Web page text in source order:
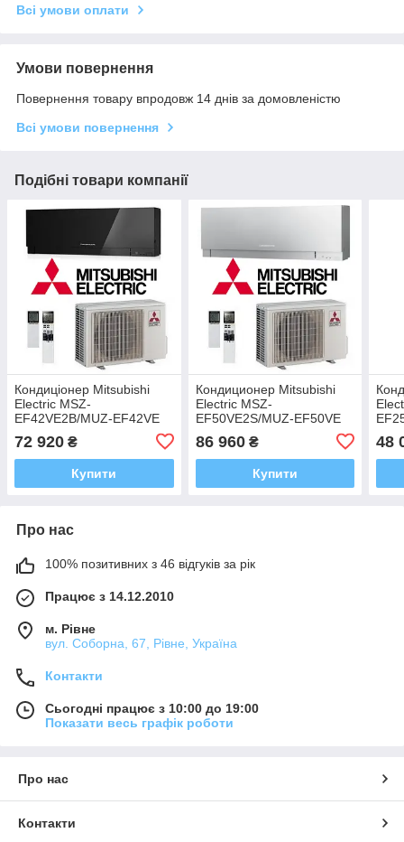
Всі умови оплати
Умови повернення
Повернення товару впродовж 14 днів за домовленістю
Всі умови повернення
Подібні товари компанії
Кондиціонер Mitsubishi
Electric MSZ-
EF42VE2B/MUZ-EF42VE
72 920 ₴
Купити
Кондиционер Mitsubishi
Electric MSZ-
EF50VE2S/MUZ-EF50VE
86 960₴
Купити
48
Про нас
100% позитивних з 46 відгуків за рік
Працює з 14.12.2010
м. Рівне
вул. Соборна, 67, Рівне, Україна
Контакти
Сьогодні працює з 10:00 до 19:00
Показати весь графік роботи
Про нас
Контакти